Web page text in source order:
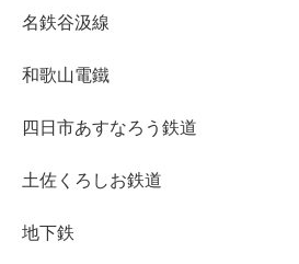
名鉄谷汲線
和歌山電鐵
四日市あすなろう鉄道
土佐くろしお鉄道
地下鉄